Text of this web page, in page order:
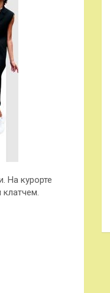
На курорте
клатчем.